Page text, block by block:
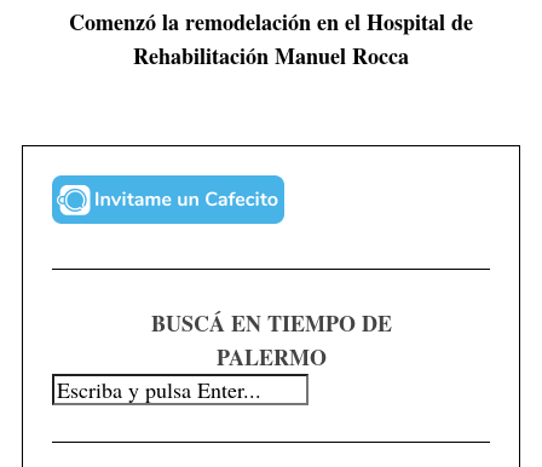
Comenzó la remodelación en el Hospital de
Rehabilitación Manuel Rocca
BUSCÁ EN TIEMPO DE
PALERMO
S
f
r